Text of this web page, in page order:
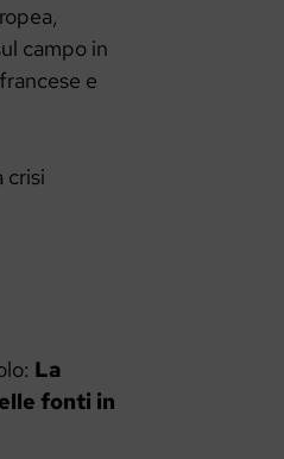
campo in
e
crisi
La
fonti in